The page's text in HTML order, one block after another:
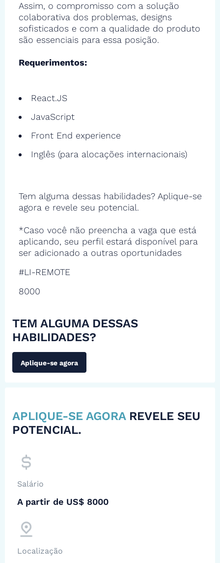
Assim, o compromisso com a solução
colaborativa dos problemas, designs
sofisticados e com a qualidade do produto
são essenciais para essa posição.
Requerimentos:
React.JS
JavaScript
Front End experience
Inglês (para alocações internacionais)
Tem alguma dessas habilidades? Aplique-se
agora e revele seu potencial.
*Caso você não preencha a vaga que está
aplicando, seu perfil estará disponível para
ser adicionado a outras oportunidades
#LI-REMOTE
8000
TEM ALGUMA DESSAS
HABILIDADES?
Aplique-se agora
APLIQUE-SE AGORA REVELE SEU
POTENCIAL.
Salário
A partir de US$ 8000
Localização